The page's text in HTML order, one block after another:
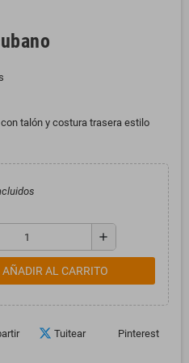
talón y costura trasera estilo
add
AÑADIR AL CARRITO
Tuitear Pinterest